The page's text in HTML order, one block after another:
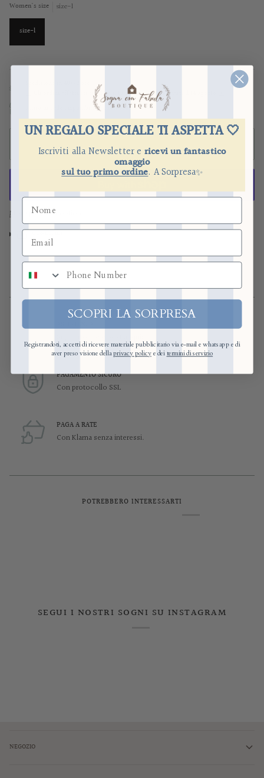
Women's size size-l
size-l
tra il 1 e il 13 agostosaranno evasi il 14 agosto ⚠️
Ritiro in sede disponibile al checkout
ADD TO CART
More payment options
PAGAMENTO SICURO
Con protocollo SSL
PAGA A RATE
Con Klarna senza interessi.
POTREBBERO INTERESSARTI
SEGUI I NOSTRI SOGNI SU INSTAGRAM
NEGOZIO
UN REGALO SPECIALE TI ASPETTA 🤍
Iscriviti alla Newsletter ericevi un fantastico
omaggio
sul tuo primo ordine. A Sorpresa✨
numero di telefono
SCOPRI LA SORPRESA
Registrandoti, accetti di ricevere materiale pubblicitario via e-mail e whatsapp e di
aver preso visione dellaprivacy policye dei termini di servizio